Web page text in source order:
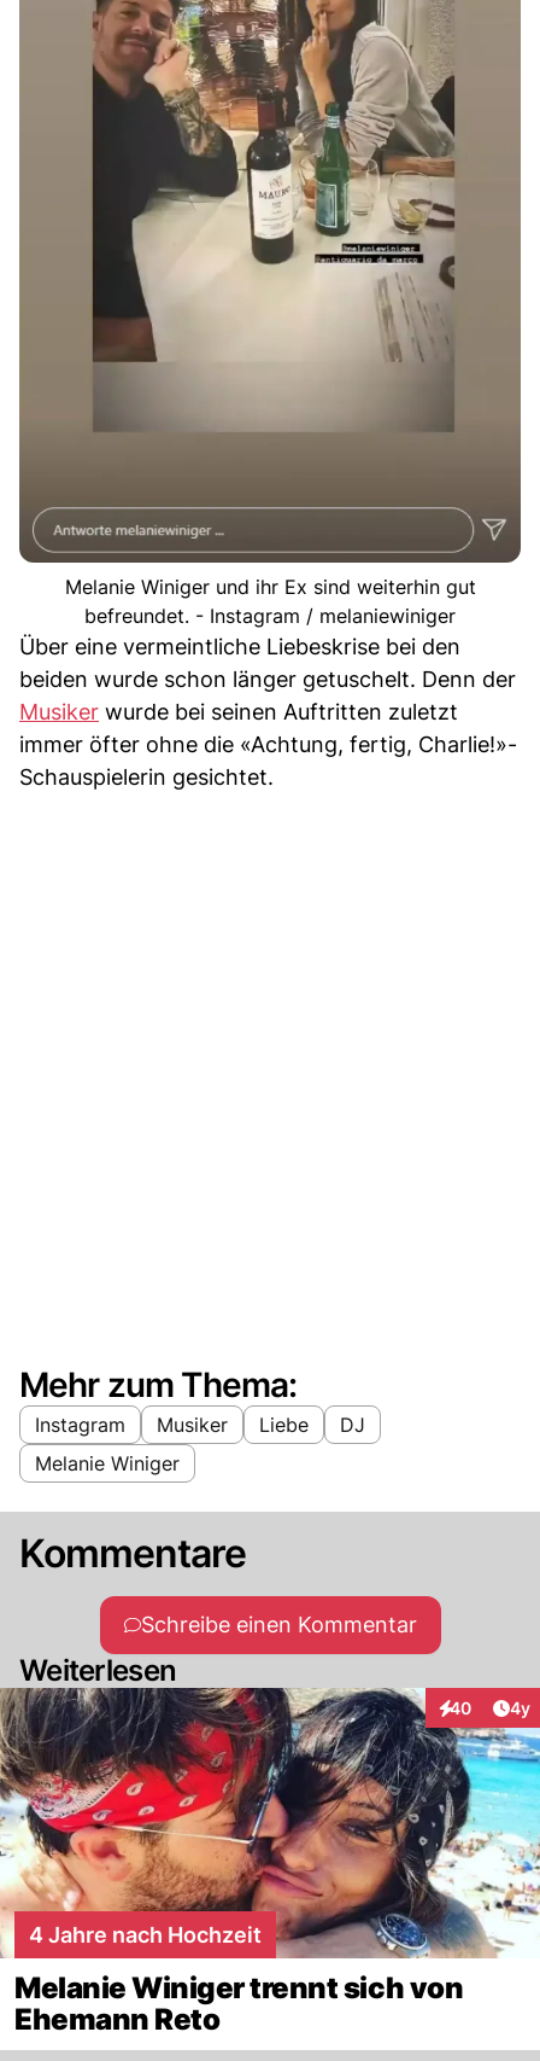
Melanie Winiger und ihr Ex sind weiterhin gut
befreundet. - Instagram / melaniewiniger
Über eine vermeintliche Liebeskrise bei den
beiden wurde schon länger getuschelt. Denn der
Musiker wurde bei seinen Auftritten zuletzt
immer öfter ohne die «Achtung, fertig, Charlie!»-
Schauspielerin gesichtet.
Mehr zum Thema:
Instagram Musiker Liebe
DJ
Melanie Winiger
Kommentare
Schreibe einen Kommentar
Weiterlesen
40
Interaktionen
4y
4 Jahre nach Hochzeit
Melanie Winiger trennt sich von
Ehemann Reto